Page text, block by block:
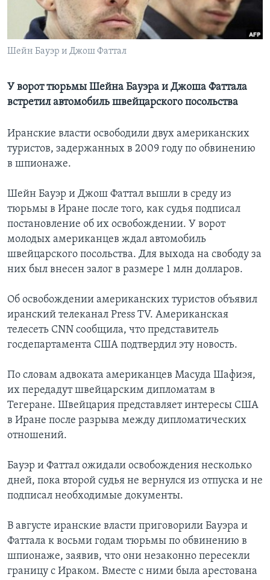
Learning English
СОЦИАЛЬНЫЕ СЕТИ
Языки
Шейн Бауэр и Джош Фаттал
У ворот тюрьмы Шейна Бауэра и Джоша Фаттала
встретил автомобиль швейцарского посольства
Иранские власти освободили двух американских
туристов, задержанных в 2009 году по обвинению
в шпионаже.
Шейн Бауэр и Джош Фаттал вышли в среду из
тюрьмы в Иране после того, как судья подписал
постановление об их освобождении. У ворот
молодых американцев ждал автомобиль
швейцарского посольства. Для выхода на свободу за
них был внесен залог в размере 1 млн долларов.
Об освобождении американских туристов объявил
иранский телеканал Press TV. Американская
телесеть CNN сообщила, что представитель
госдепартамента США подтвердил эту новость.
По словам адвоката американцев Масуда Шафиэя,
их передадут швейцарским дипломатам в
Тегеране. Швейцария представляет интересы США
в Иране после разрыва между дипломатических
отношений.
Бауэр и Фаттал ожидали освобождения несколько
дней, пока второй судья не вернулся из отпуска и не
подписал необходимые документы.
В августе иранские власти приговорили Бауэра и
Фаттала к восьми годам тюрьмы по обвинению в
шпионаже, заявив, что они незаконно пересекли
границу с Ираком. Вместе с ними была арестована